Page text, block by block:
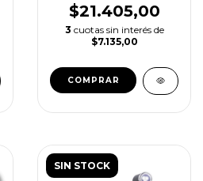
$21.405,00
3 cuotas sin interés de
$7.135,00
SIN STOCK